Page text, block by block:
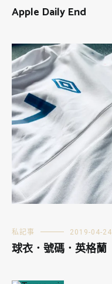
Apple Daily End
私記事 2019-04-24
球衣．號碼．英格蘭